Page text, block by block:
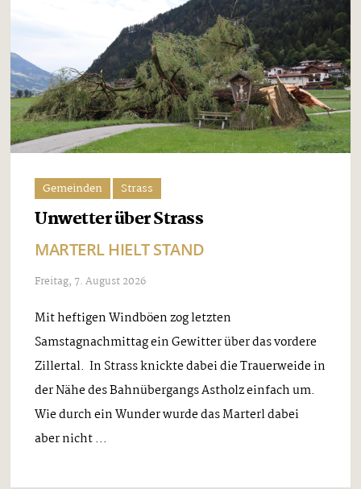
Gemeinden Strass
Unwetter über Strass
MARTERL HIELT STAND
Freitag, 7. August 2026
Mit heftigen Windböen zog letzten
Samstagnachmittag ein Gewitter über das vordere
Zillertal. In Strass knickte dabei die Trauerweide in
der Nähe des Bahnübergangs Astholz einfach um.
Wie durch ein Wunder wurde das Marterl dabei
aber nicht ...